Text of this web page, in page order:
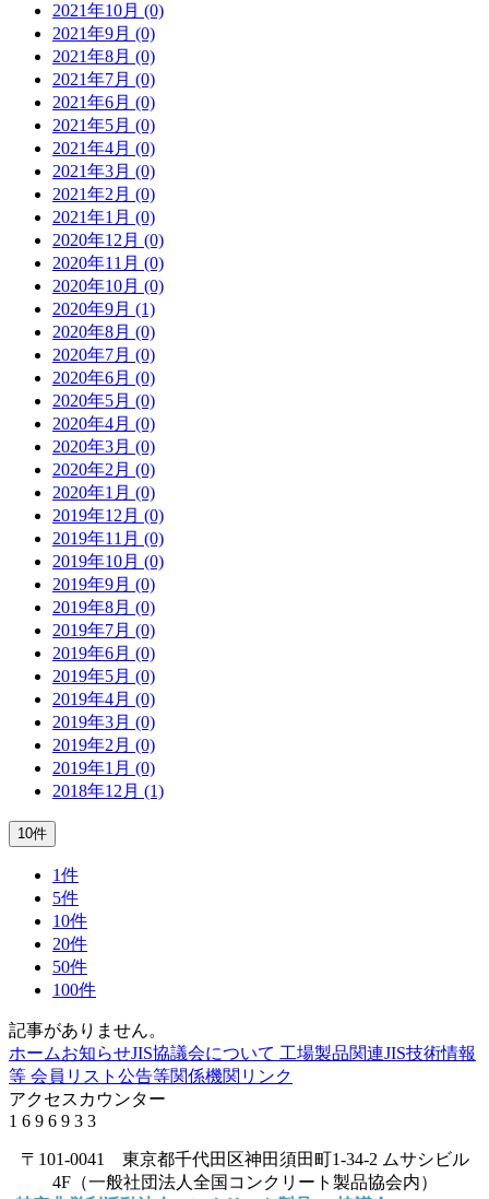
2021年10月 (0)
2021年9月 (0)
2021年8月 (0)
2021年7月 (0)
2021年6月 (0)
2021年5月 (0)
2021年4月 (0)
2021年3月 (0)
2021年2月 (0)
2021年1月 (0)
2020年12月 (0)
2020年11月 (0)
2020年10月 (0)
2020年9月 (1)
2020年8月 (0)
2020年7月 (0)
2020年6月 (0)
2020年5月 (0)
2020年4月 (0)
2020年3月 (0)
2020年2月 (0)
2020年1月 (0)
2019年12月 (0)
2019年11月 (0)
2019年10月 (0)
2019年9月 (0)
2019年8月 (0)
2019年7月 (0)
2019年6月 (0)
2019年5月 (0)
2019年4月 (0)
2019年3月 (0)
2019年2月 (0)
2019年1月 (0)
2018年12月 (1)
10件
1件
5件
10件
20件
50件
100件
記事がありません。
ホームお知らせJIS協議会について 工場製品関連JIS技術情報
等 会員リスト 公告等関係機関リンク
アクセスカウンター
1 6 9 6 9 3 3
〒101-0041 東京都千代田区神田須田町1-34-2 ムサシビル
4F（一般社団法人全国コンクリート製品協会内）